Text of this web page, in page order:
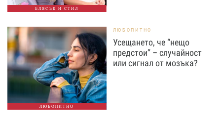
БЛЯСЪК И СТИЛ
ЛЮБОПИТНО
ЛЮБОПИТНО
Усещането, че “нещо
предстои” – случайност
или сигнал от мозъка?